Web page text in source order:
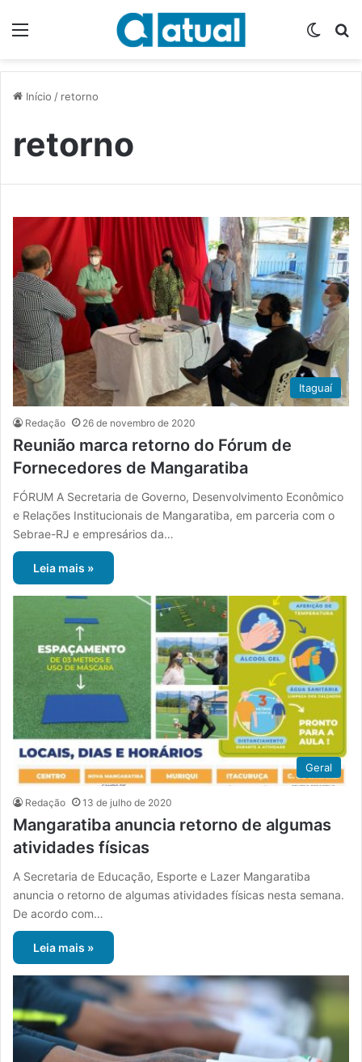
Início / retorno
retorno
Itaguaí
Redação 26 de novembro de 2020
Reunião marca retorno do Fórum de
Fornecedores de Mangaratiba
FÓRUM A Secretaria de Governo, Desenvolvimento Econômico
e Relações Institucionais de Mangaratiba, em parceria com o
Sebrae-RJ e empresários da…
Leia mais »
Geral
Redação 13 de julho de 2020
Mangaratiba anuncia retorno de algumas
atividades físicas
A Secretaria de Educação, Esporte e Lazer Mangaratiba
anuncia o retorno de algumas atividades físicas nesta semana.
De acordo com…
Leia mais »